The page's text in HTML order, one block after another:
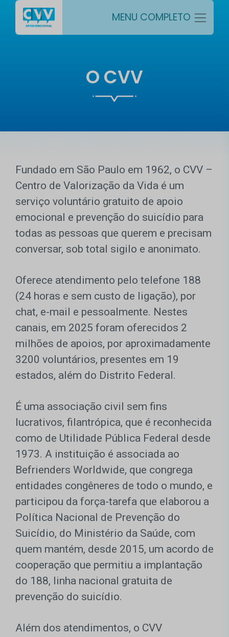
MENU COMPLETO
O CVV
Fundado em São Paulo em 1962, o CVV –
Centro de Valorização da Vida é um
serviço voluntário gratuito de apoio
emocional e prevenção do suicídio para
todas as pessoas que querem e precisam
conversar, sob total sigilo e anonimato.
Oferece atendimento pelo telefone 188
(24 horas e sem custo de ligação), por
chat, e-mail e pessoalmente. Nestes
canais, em 2025 foram oferecidos 2
milhões de apoios, por aproximadamente
3200 voluntários, presentes em 19
estados, além do Distrito Federal.
É uma associação civil sem fins
lucrativos, filantrópica, que é reconhecida
como de Utilidade Pública Federal desde
1973. A instituição é associada ao
Befrienders Worldwide, que congrega
entidades congêneres de todo o mundo, e
participou da força-tarefa que elaborou a
Política Nacional de Prevenção do
Suicídio, do Ministério da Saúde, com
quem mantém, desde 2015, um acordo de
cooperação que permitiu a implantação
do 188, linha nacional gratuita de
prevenção do suicídio.
Além dos atendimentos, o CVV